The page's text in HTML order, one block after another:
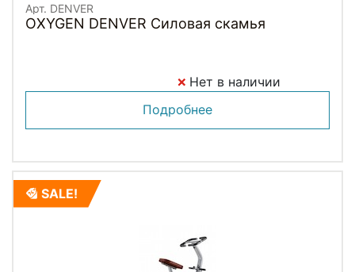
Арт. DENVER
OXYGEN DENVER Силовая скамья
Нет в наличии
Подробнее
SALE!